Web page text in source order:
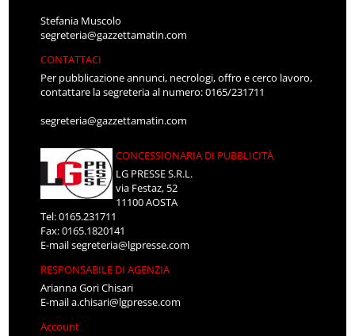
Stefania Muscolo
segreteria@gazzettamatin.com
CONTATTACI
Per pubblicazione annunci, necrologi, offro e cerco lavoro,
contattare la segreteria al numero: 0165/231711
segreteria@gazzettamatin.com
CONCESSIONARIA DI PUBBLICITÀ
LG PRESSE S.R.L.
via Festaz, 52
11100 AOSTA
Tel: 0165.231711
Fax: 0165.1820141
E-mailsegreteria@lgpresse.com
RESPONSABILE DI AGENZIA
Arianna Gori Chisari
E-maila.chisari@lgpresse.com
Account